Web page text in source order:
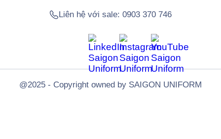
Liên hệ với sale:0903 370 746
@2025 - Copyright owned by SAIGON UNIFORM